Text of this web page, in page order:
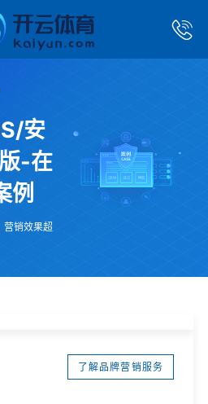
安
-在
例
营销效果超
了解品牌营销服务